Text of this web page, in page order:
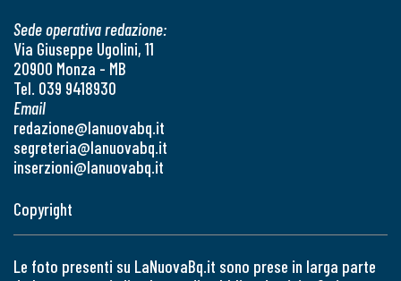
Sede operativa redazione:
Via Giuseppe Ugolini, 11
20900 Monza - MB
Tel. 039 9418930
Email
redazione@lanuovabq.it
segreteria@lanuovabq.it
inserzioni@lanuovabq.it
Copyright
Le foto presenti su LaNuovaBq.it sono prese in larga parte